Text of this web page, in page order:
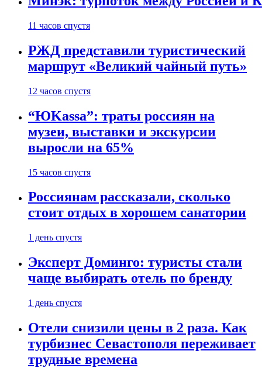
11 часов спустя
РЖД представили туристический
маршрут «Великий чайный путь»
12 часов спустя
“ЮKassa”: траты россиян на
музеи, выставки и экскурсии
выросли на 65%
15 часов спустя
Россиянам рассказали, сколько
стоит отдых в хорошем санатории
1 день спустя
Эксперт Доминго: туристы стали
чаще выбирать отель по бренду
1 день спустя
Отели снизили цены в 2 раза. Как
турбизнес Севастополя переживает
трудные времена